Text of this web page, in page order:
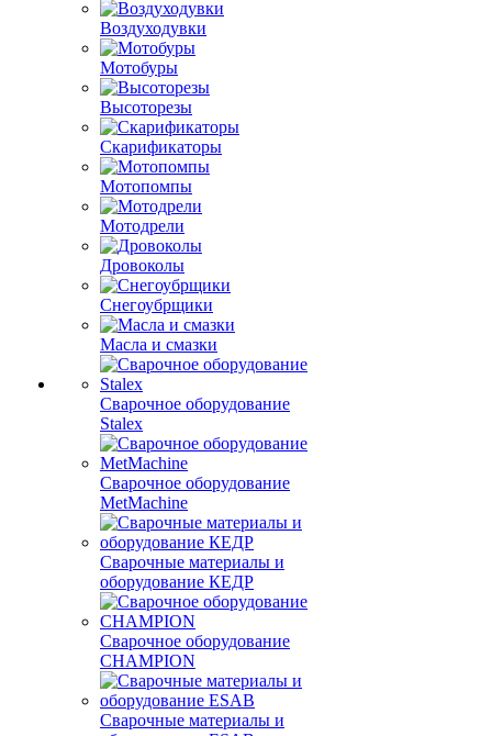
Воздуходувки
Мотобуры
Высоторезы
Скарификаторы
Мотопомпы
Мотодрели
Дровоколы
Снегоубрщики
Масла и смазки
Сварочное оборудование
Stalex
Сварочное оборудование
MetMachine
Сварочные материалы и
оборудование КЕДР
Сварочное оборудование
CHAMPION
Сварочные материалы и